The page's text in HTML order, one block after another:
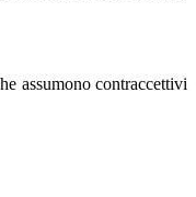
assumono contraccettivi